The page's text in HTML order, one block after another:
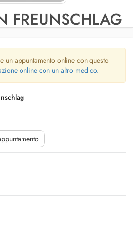
FREUNSCHLAG
un appuntamento online con questo
online con un altro medico.